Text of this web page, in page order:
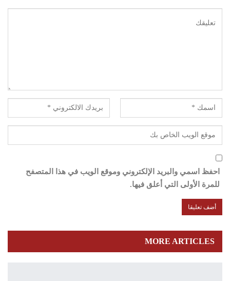
احفظ اسمي والبريد الإلكتروني وموقع الويب في هذا المتصفح
للمرة الأولى التي أعلق فيها.
MORE ARTICLES